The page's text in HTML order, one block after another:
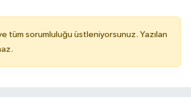
tüm sorumluluğu üstleniyorsunuz. Yazılan